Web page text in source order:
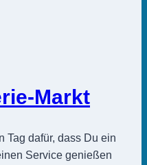
Markt
Tag dafür, dass Du ein
Service genießen